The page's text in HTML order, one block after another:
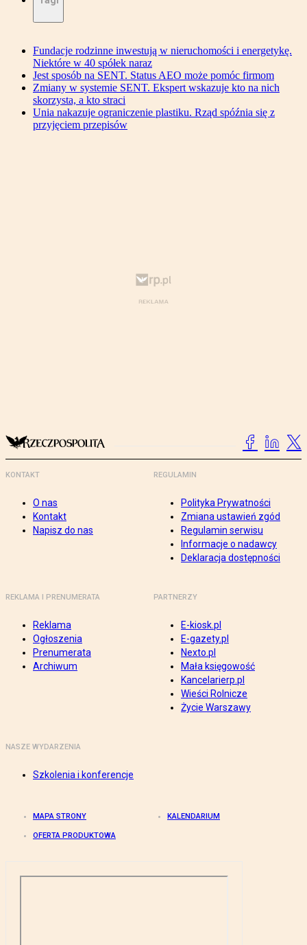
Fundacje rodzinne inwestują w nieruchomości i energetykę.
Niektóre w 40 spółek naraz
Jest sposób na SENT. Status AEO może pomóc firmom
Zmiany w systemie SENT. Ekspert wskazuje kto na nich
skorzysta, a kto straci
Unia nakazuje ograniczenie plastiku. Rząd spóźnia się z
przyjęciem przepisów
KONTAKT
O nas
Kontakt
Napisz do nas
REGULAMIN
Polityka Prywatności
Zmiana ustawień zgód
Regulamin serwisu
Informacje o nadawcy
Deklaracja dostępności
REKLAMA I PRENUMERATA
Reklama
Ogłoszenia
Prenumerata
Archiwum
PARTNERZY
E-kiosk.pl
E-gazety.pl
Nexto.pl
Mała księgowość
Kancelarierp.pl
Wieści Rolnicze
Życie Warszawy
NASZE WYDARZENIA
Szkolenia i konferencje
MAPA STRONY KALENDARIUM
OFERTA PRODUKTOWA